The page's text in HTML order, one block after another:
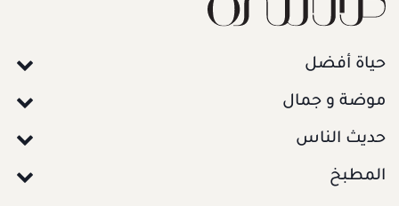
حياة أفضل
موضة و جمال
حديث الناس
المطبخ